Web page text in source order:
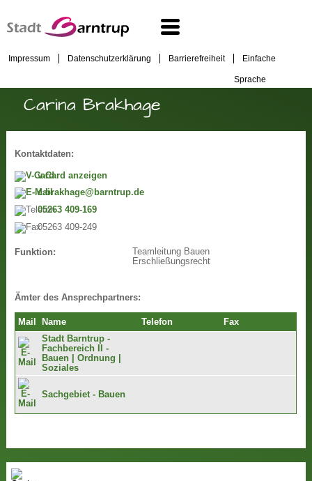
Impressum Datenschutzerklärung Barrierefreiheit Einfache
Sprache
Carina Brakhage
Kontaktdaten:
v-Card anzeigen
c.brakhage@barntrup.de
05263 409-169
05263 409-249
Funktion:
Teamleitung Bauen
Erschließungsrecht
Ämter des Ansprechpartners:
Mail Name Telefon
Fax
Stadt Barntrup -
Fachbereich II -
Bauen | Ordnung |
Soziales
Sachgebiet - Bauen